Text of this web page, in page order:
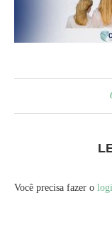
Você precisa fazer o